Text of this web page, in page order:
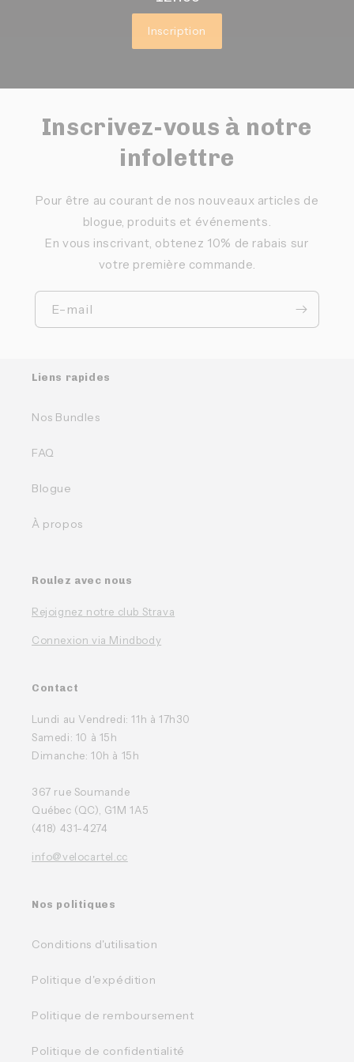
Inscription
Inscrivez-vous à notre
infolettre
Pour être au courant de nos nouveaux articles de
blogue, produits et événements.
En vous inscrivant, obtenez 10% de rabais sur
votre première commande.
E-mail
Liens rapides
Nos Bundles
FAQ
Blogue
À propos
Roulez avec nous
Rejoignez notre club Strava
Connexion via Mindbody
Contact
Lundi au Vendredi: 11h à 17h30
Samedi: 10 à 15h
Dimanche: 10h à 15h
367 rue Soumande
Québec (QC), G1M 1A5
(418) 431-4274
info@velocartel.cc
Nos politiques
Conditions d'utilisation
Politique d'expédition
Politique de remboursement
Politique de confidentialité